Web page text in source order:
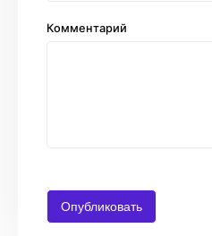
Комментарий